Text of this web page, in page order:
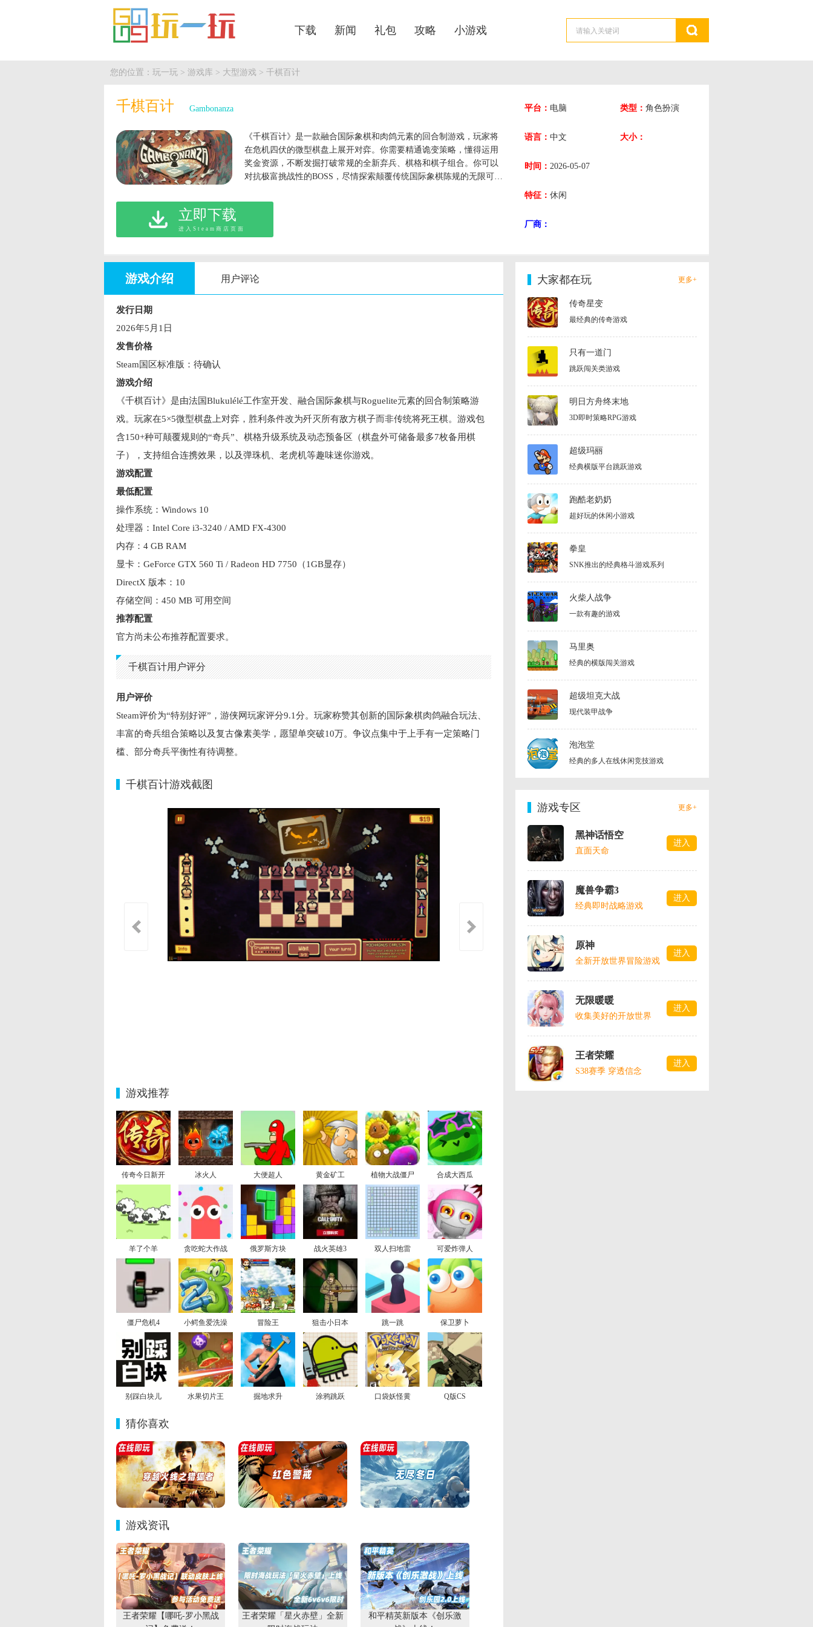
下载 新闻 礼包 攻略 小游戏
您的位置： 玩一玩 > 游戏库 > 大型游戏 > 千棋百计
千棋百计 Gambonanza
《千棋百计》是一款融合国际象棋和肉鸽元素的回合制游戏，玩家将
在危机四伏的微型棋盘上展开对弈。你需要精通诡变策略，懂得运用
奖金资源，不断发掘打破常规的全新弃兵、棋格和棋子组合。你可以
对抗极富挑战性的BOSS，尽情探索颠覆传统国际象棋陈规的无限可
立即下载
进入Steam商店页面
平台： 电脑 类型： 角色扮演
语言： 中文 大小：
时间： 2026-05-07
特征： 休闲
厂商：
游戏介绍 用户评论
发行日期
2026年5月1日
发售价格
Steam国区标准版：待确认
游戏介绍
《千棋百计》是由法国Blukulélé工作室开发、融合国际象棋与Roguelite元素的回合制策略游
戏。玩家在5×5微型棋盘上对弈，胜利条件改为歼灭所有敌方棋子而非传统将死王棋。游戏包
含150+种可颠覆规则的“奇兵”、棋格升级系统及动态预备区（棋盘外可储备最多7枚备用棋
子），支持组合连携效果，以及弹珠机、老虎机等趣味迷你游戏。
游戏配置
最低配置
操作系统：Windows 10
处理器：Intel Core i3-3240 / AMD FX-4300
内存：4 GB RAM
显卡：GeForce GTX 560 Ti / Radeon HD 7750（1GB显存）
DirectX 版本：10
存储空间：450 MB 可用空间
推荐配置
官方尚未公布推荐配置要求。
千棋百计用户评分
用户评价
Steam评价为“特别好评”，游侠网玩家评分9.1分。玩家称赞其创新的国际象棋肉鸽融合玩法、
丰富的奇兵组合策略以及复古像素美学，愿望单突破10万。争议点集中于上手有一定策略门
槛、部分奇兵平衡性有待调整。
千棋百计游戏截图
游戏推荐
传奇今日新开 冰火人 大便超人 黄金矿工 植物大战僵尸 合成大西瓜
羊了个羊 贪吃蛇大作战 俄罗斯方块 战火英雄3 双人扫地雷 可爱炸弹人
僵尸危机4 小鳄鱼爱洗澡 冒险王 狙击小日本 跳一跳 保卫萝卜
别踩白块儿 水果切片王 掘地求升 涂鸦跳跃 口袋妖怪黄 Q版CS
猜你喜欢
游戏资讯
王者荣耀【哪吒-罗小黑战
王者荣耀「星火赤壁」全新
和平精英新版本《创乐激
更多+
大家都在玩
传奇星变
最经典的传奇游戏
只有一道门
跳跃闯关类游戏
明日方舟终末地
3D即时策略RPG游戏
超级玛丽
经典横版平台跳跃游戏
跑酷老奶奶
超好玩的休闲小游戏
拳皇
SNK推出的经典格斗游戏系列
火柴人战争
一款有趣的游戏
马里奥
经典的横版闯关游戏
超级坦克大战
现代装甲战争
泡泡堂
经典的多人在线休闲竞技游戏
更多+
游戏专区
黑神话悟空
直面天命
进入
魔兽争霸3
经典即时战略游戏
进入
原神
全新开放世界冒险游戏
进入
无限暖暖
收集美好的开放世界
进入
王者荣耀
S38赛季 穿透信念
进入